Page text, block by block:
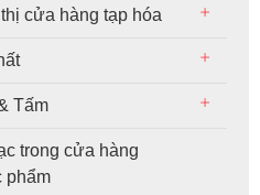
cửa hàng tạp hóa
Tấm
trong cửa hàng
phẩm